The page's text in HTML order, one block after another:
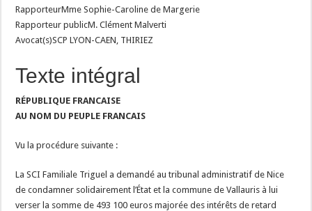
RapporteurMme Sophie-Caroline de Margerie
Rapporteur publicM. Clément Malverti
Avocat(s)SCP LYON-CAEN, THIRIEZ
Texte intégral
RÉPUBLIQUE FRANCAISE
AU NOM DU PEUPLE FRANCAIS
Vu la procédure suivante :
La SCI Familiale Triguel a demandé au tribunal administratif de Nice
de condamner solidairement l’État et la commune de Vallauris à lui
verser la somme de 493 100 euros majorée des intérêts de retard